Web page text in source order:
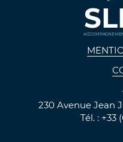
230 Avenue Jean
Tél. : +33